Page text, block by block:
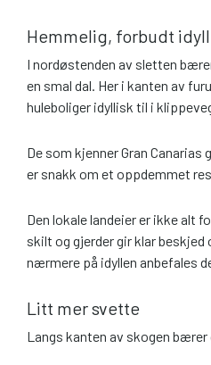
Hemmelig, forbudt idyll
I nordøstenden av sletten
en smal dal. Her i kanten av
huleboliger idyllisk til i
De som kjenner Gran
er snakk om et oppdemmet
Den lokale landeier er ikke alt
skilt og gjerder gir klar
nærmere på idyllen anbefales
Litt mer svette
Langs kanten av skogen